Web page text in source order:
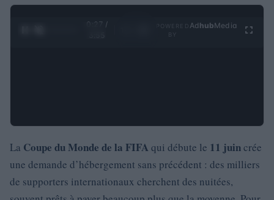
0:28 /
Ad hubMedia
La Coupe du Monde de la FIFA qui débute le 11 juincrée
une demande d’hébergement sans précédent : des milliers
de supporters internationaux cherchent des nuitées,